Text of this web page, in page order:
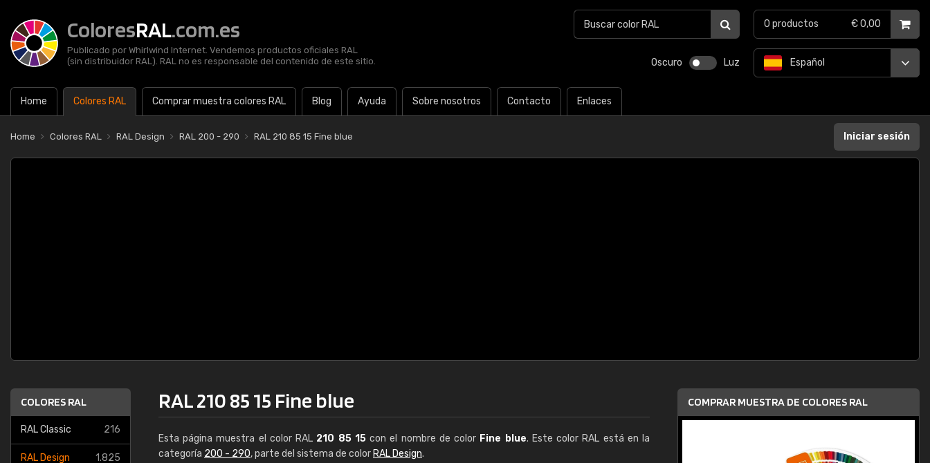
ColoresRAL.com.es
Publicado por Whirlwind Internet. Vendemos productos oficiales RAL
(sin distribuidor RAL). RAL no es responsable del contenido de este sitio.
Oscuro Luz
Home Colores RAL Comprar muestra colores RAL Blog Ayuda Sobre nosotros Contacto Enlaces
Español
0 productos € 0,00
Home Colores RAL RAL Design RAL 200 - 290 RAL 210 85 15 Fine blue Iniciar sesión
COLORES RAL
RAL Classic 216
RAL Design 1.825
RAL 210 85 15 Fine blue
Esta página muestra el color RAL 210 85 15con el nombre de color Fine blue. Este color RAL está en la
categoría 200 - 290, parte del sistema de color RAL Design.
COMPRAR MUESTRA DE COLORES RAL